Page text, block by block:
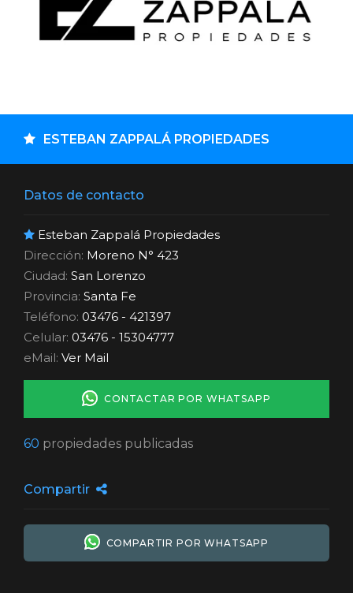
ESTEBAN ZAPPALÁ PROPIEDADES
Datos de contacto
Esteban Zappalá Propiedades
Dirección: Moreno N° 423
Ciudad: San Lorenzo
Provincia: Santa Fe
Teléfono: 03476 - 421397
Celular: 03476 - 15304777
eMail: Ver Mail
CONTACTAR POR WHATSAPP
60 propiedades publicadas
Compartir
COMPARTIR POR WHATSAPP